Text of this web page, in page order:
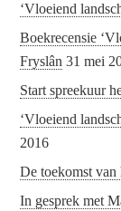
‘Vloeiend
Boekrecensie
Fryslân 31 mei
Start spreekuur
‘Vloeiend
2016
De toekomst van
In gesprek met